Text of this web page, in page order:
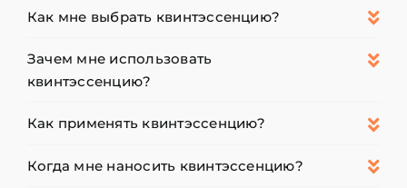
Как мне выбрать квинтэссенцию?
Зачем мне использовать
квинтэссенцию?
Как применять квинтэссенцию?
Когда мне наносить квинтэссенцию?